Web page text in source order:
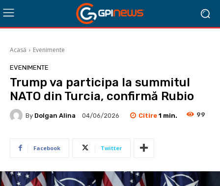
Acasă Evenimente
EVENIMENTE
Trump va participa la summitul
NATO din Turcia, confirmă Rubio
By Dolgan Alina 04/06/2026 Citire 1 min. 99
Facebook Twitter